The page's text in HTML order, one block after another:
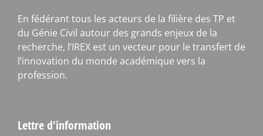
En fédérant tous les acteurs de la filière des TP et
du Génie Civil autour des grands enjeux de la
recherche, l’IREX est un vecteur pour le transfert de
l’innovation du monde académique vers la
profession.
Lettre d'information